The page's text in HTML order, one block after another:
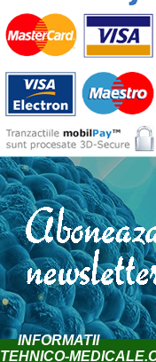
INFORMATII
TEHNICO-